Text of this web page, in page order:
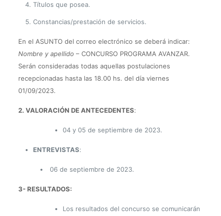
Títulos que posea.
Constancias/prestación de servicios.
En el ASUNTO del correo electrónico se deberá indicar:
Nombre y apellido – CONCURSO PROGRAMA AVANZAR.
Serán consideradas todas aquellas postulaciones
recepcionadas hasta las 18.00 hs. del día viernes
01/09/2023.
2. VALORACIÓN DE ANTECEDENTES:
04 y 05 de septiembre de 2023.
ENTREVISTAS:
06 de septiembre de 2023.
3- RESULTADOS:
Los resultados del concurso se comunicarán